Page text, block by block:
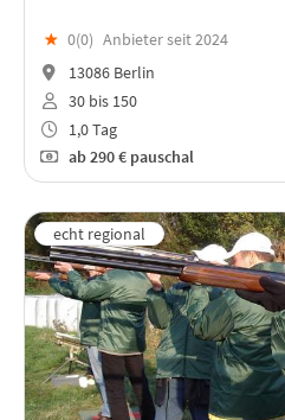
★ 0(0) Anbieter seit 2024
13086 Berlin
30 bis 150
1,0 Tag
ab290 € pauschal